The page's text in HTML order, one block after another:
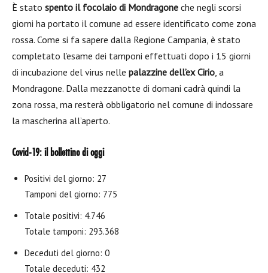
È stato spento il focolaio di Mondragone che negli scorsi
giorni ha portato il comune ad essere identificato come zona
rossa. Come si fa sapere dalla Regione Campania, è stato
completato l’esame dei tamponi effettuati dopo i 15 giorni
di incubazione del virus nelle palazzine dell’ex Cirio, a
Mondragone. Dalla mezzanotte di domani cadrà quindi la
zona rossa, ma resterà obbligatorio nel comune di indossare
la mascherina all’aperto.
Covid-19: il bollettino di oggi
Positivi del giorno: 27
Tamponi del giorno: 775
Totale positivi: 4.746
Totale tamponi: 293.368
Deceduti del giorno: 0
Totale deceduti: 432